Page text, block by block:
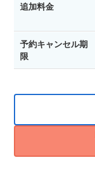
追加料金
予約キャンセル期
限